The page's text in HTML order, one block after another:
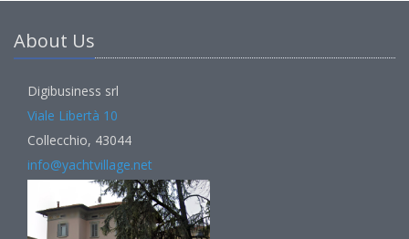
About Us
Digibusiness srl
Viale Libertà 10
Collecchio, 43044
info@yachtvillage.net